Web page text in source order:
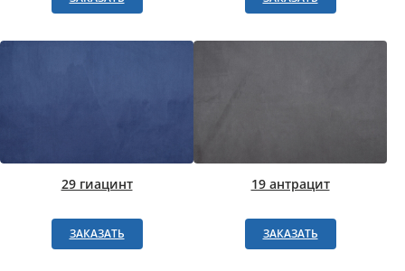
29 гиацинт
ЗАКАЗАТЬ
19 антрацит
ЗАКАЗАТЬ